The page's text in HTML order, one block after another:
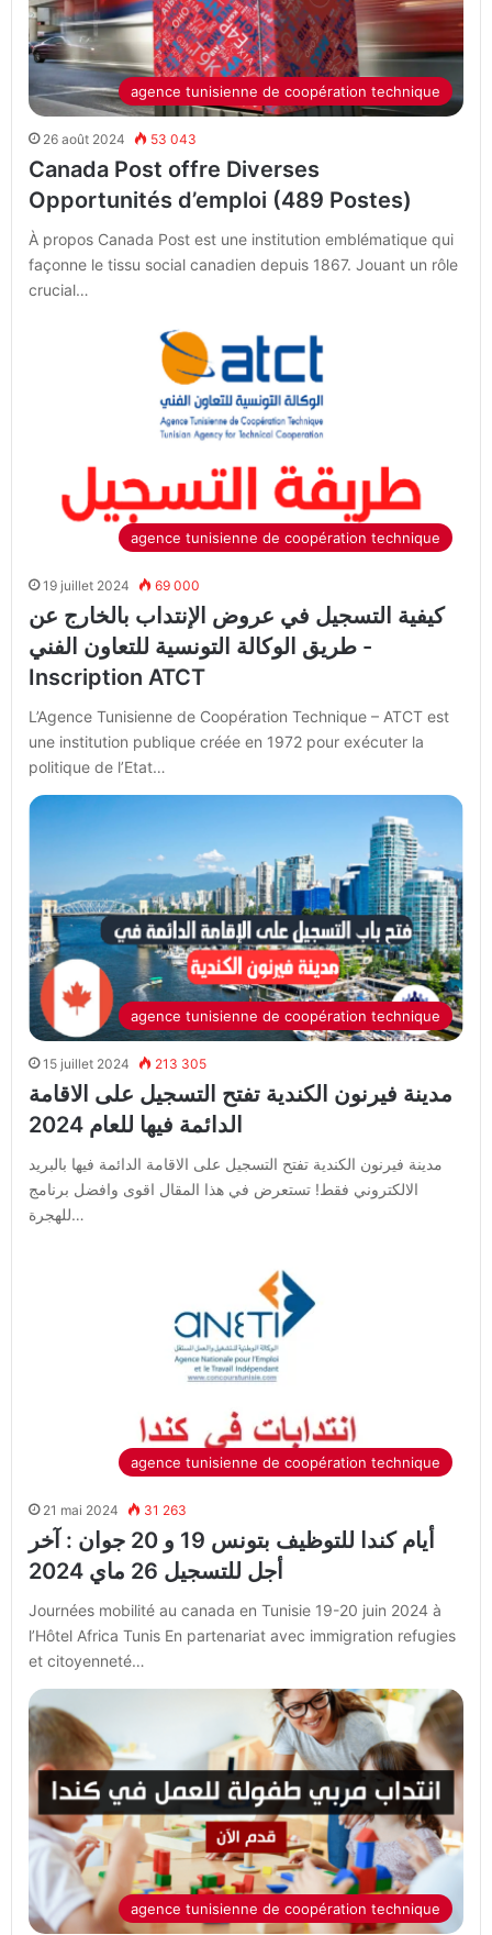
agence tunisienne de coopération technique
26 août 2024 53 043
Canada Post offre Diverses
Opportunités d’emploi (489 Postes)
À propos Canada Post est une institution emblématique qui
façonne le tissu social canadien depuis 1867. Jouant un rôle
crucial…
agence tunisienne de coopération technique
19 juillet 2024 69 000
كيفية التسجيل في عروض الإنتداب بالخارج عن
طريق الوكالة التونسية للتعاون الفني -
Inscription ATCT
L’Agence Tunisienne de Coopération Technique – ATCT est
une institution publique créée en 1972 pour exécuter la
politique de l’Etat…
agence tunisienne de coopération technique
15 juillet 2024 213 305
مدينة فيرنون الكندية تفتح التسجيل على الاقامة
الدائمة فيها للعام 2024
مدينة فيرنون الكندية تفتح التسجيل على الاقامة الدائمة فيها بالبريد
الالكتروني فقط! تستعرض في هذا المقال اقوى وافضل برنامج
للهجرة…
agence tunisienne de coopération technique
21 mai 2024 31 263
أيام كندا للتوظيف بتونس 19 و 20 جوان : آخر
أجل للتسجيل 26 ماي 2024
Journées mobilité au canada en Tunisie 19-20 juin 2024 à
l’Hôtel Africa Tunis En partenariat avec immigration refugies
et citoyenneté…
agence tunisienne de coopération technique